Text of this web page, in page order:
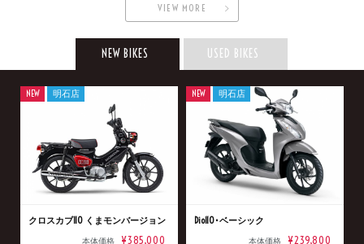
VIEW MORE
NEW BIKES USED BIKES
クロスカブ110 くまモンバージョン
本体価格 ¥385,000
NEW 明石店
Dio110･ベーシック
本体価格 ¥239,800
NEW 明石店